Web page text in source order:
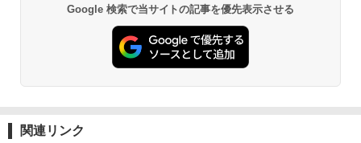
Google 検索で当サイトの記事を優先表示させる
関連リンク